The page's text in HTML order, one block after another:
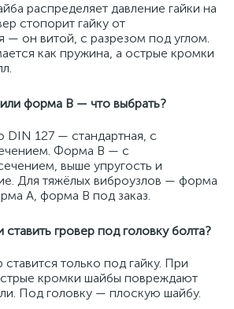
распределяет давление гайки на
стопорит гайку от
— он витой, с разрезом под углом.
как пружина, а острые кромки
форма В — что выбрать?
127 — стандартная, с
Форма В — с
выше упругость и
Для тяжёлых виброузлов — форма
А, форма В под заказ.
гровер под головку болта?
только под гайку. При
кромки шайбы повреждают
Под головку — плоскую шайбу.